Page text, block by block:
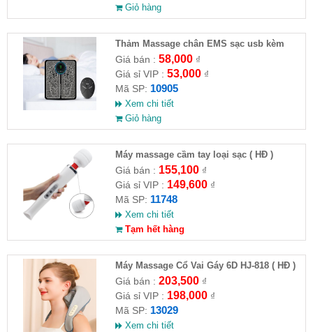
Giỏ hàng
Thảm Massage chân EMS sạc usb kèm
remote
Giá bán : 58,000₫
Giá sỉ VIP : 53,000₫
Mã SP: 10905
Xem chi tiết
Giỏ hàng
Máy massage cầm tay loại sạc ( HĐ )
Giá bán : 155,100₫
Giá sỉ VIP : 149,600₫
Mã SP: 11748
Xem chi tiết
Tạm hết hàng
Máy Massage Cổ Vai Gáy 6D HJ-818 ( HĐ )
Giá bán : 203,500₫
Giá sỉ VIP : 198,000₫
Mã SP: 13029
Xem chi tiết